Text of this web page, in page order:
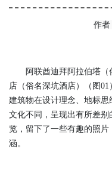
作者
阿联酋迪拜阿拉伯塔（
店（俗名深坑酒店）（图
建筑物在设计理念、地标
文化不同，呈现出有所差
览，留下了一些有趣的照
涵。